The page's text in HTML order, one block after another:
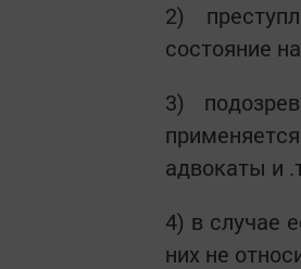
2)
состояние
3)
адвокаты и
4) в случае
них не